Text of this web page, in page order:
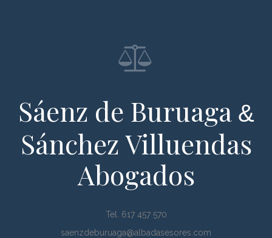
Sáenz de Buruaga &
Sánchez Villuendas
Abogados
Tel. 617 457 570
saenzdeburuaga@albadasesores.com